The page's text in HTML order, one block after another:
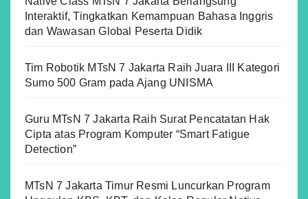
Interaktif, Tingkatkan Kemampuan Bahasa Inggris
dan Wawasan Global Peserta Didik
Tim Robotik MTsN 7 Jakarta Raih Juara III Kategori
Sumo 500 Gram pada Ajang UNISMA
Guru MTsN 7 Jakarta Raih Surat Pencatatan Hak
Cipta atas Program Komputer “Smart Fatigue
Detection”
MTsN 7 Jakarta Timur Resmi Luncurkan Program